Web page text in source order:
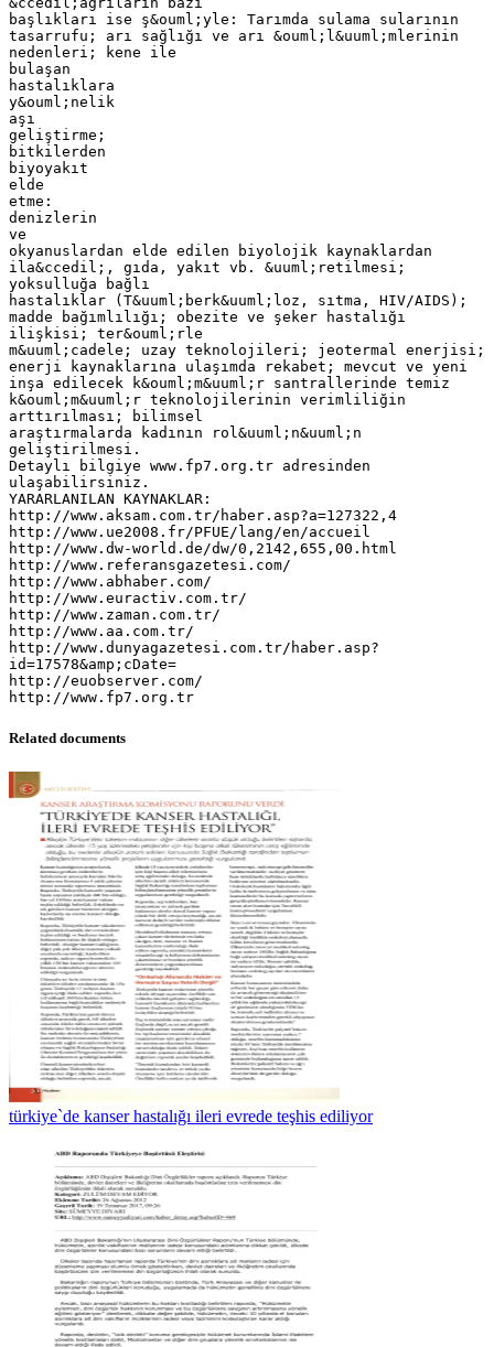
Related documents
türkiye`de kanser hastalığı ileri evrede teşhis ediliyor